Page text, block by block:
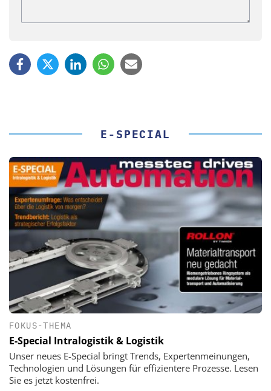
E-SPECIAL
FOKUS-THEMA
E-Special Intralogistik & Logistik
Unser neues E-Special bringt Trends, Expertenmeinungen,
Technologien und Lösungen für effizientere Prozesse. Lesen
Sie es jetzt kostenfrei.